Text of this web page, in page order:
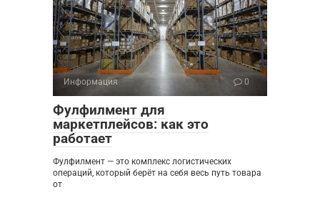
Информация 0
Фулфилмент для
маркетплейсов: как это
работает
Фулфилмент — это комплекс логистических
операций, который берёт на себя весь путь товара
от